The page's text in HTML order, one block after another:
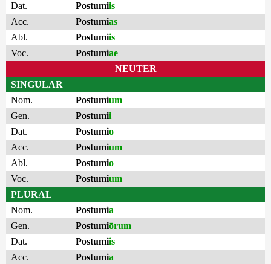
Dat.
Postumiis
Acc.
Postumias
Abl.
Postumiis
Voc.
Postumiae
NEUTER
SINGULAR
Nom.
Postumium
Gen.
Postumii
Dat.
Postumio
Acc.
Postumium
Abl.
Postumio
Voc.
Postumium
PLURAL
Nom.
Postumia
Gen.
Postumiōrum
Dat.
Postumiis
Acc.
Postumia